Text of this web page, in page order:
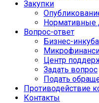
Закупки
Нормативные
Вопрос-ответ
Бизнес-
Центр
Задать вопрос
Подать
Противодействие
Контакты